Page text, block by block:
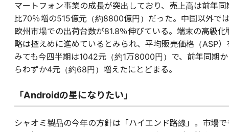
マートフォン事業の成長が突出しており、売上高は前年同
比70％増の515億元（約8800億円）だった。中国以外で
欧州市場での出荷台数が81.8％伸びている。端末の高級化
略は控えめに進めているとみられ、平均販売価格（ASP）
みても今四半期は1042元（約1万8000円）で、前年同期か
らわずか4元（約68円）増えたにとどまる。
「Androidの星になりたい」
シャオミ製品の今年の方針は「ハイエンド路線」。市場で